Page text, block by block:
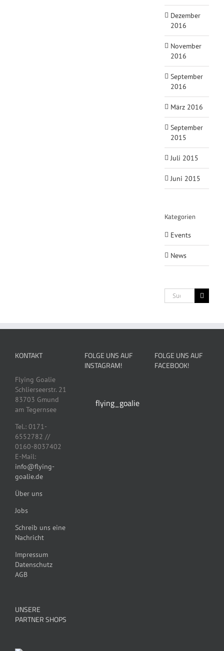
Dezember
2016
November
2016
September
2016
März 2016
September
2015
Juli 2015
Juni 2015
Kategorien
Events
News
Suche
nach:
KONTAKT
Flying Goalie
Schlierseerstr. 21
83703 Gmund
am Tegernsee
Tel.: 0171-
6552782 //
0160-8037402
E-Mail:
info@flying-
goalie.de
Über uns
Jobs
Schreib uns eine
Nachricht
Impressum
Datenschutz
AGB
UNSERE
PARTNER SHOPS
FOLGE UNS AUF
INSTAGRAM!
flying_goalie
FOLGE UNS AUF
FACEBOOK!